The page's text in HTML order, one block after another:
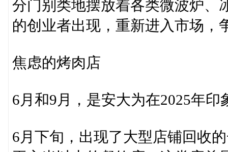
分门别类地摆放着各类微波炉
的创业者出现，重新进入市场，
焦虑的烤肉店
6月和9月，是安大为在2025年印
6月下旬，出现了大型店铺回收